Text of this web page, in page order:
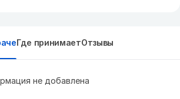
Где принимаетОтзывы
не добавлена